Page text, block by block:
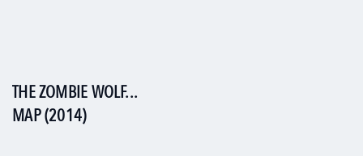
THE ZOMBIE WOLF...
MAP (2014)